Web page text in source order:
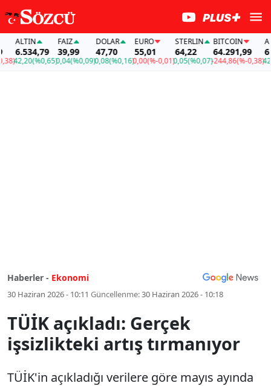
ALTIN
6.534,79
42,20(%0,65)
FAİZ
39,99
0,04(%0,09)
DOLAR
47,70
0,08(%0,16)
EURO
55,01
0,00(%-0,01)
STERLIN
64,22
0,05(%0,07)
BITCOIN
64.291,99
-244,86(%-0,38)
Haberler - Ekonomi
30 Haziran 2026 - 10:11 Güncellenme:30 Haziran 2026 - 10:18
TÜİK açıkladı: Gerçek
işsizlikteki artış tırmanıyor
TÜİK'in açıkladığı verilere göre mayıs ayında